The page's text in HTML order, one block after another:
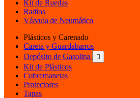
Kit de Ruedas
Radios
Válvula de Neumático
Plásticos y Carenado
Careta y Guardabarros
Depósito de Gasolina

Kit de Plásticos
Cubremanetas
Protectores
Tapas